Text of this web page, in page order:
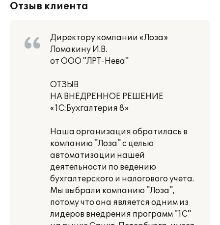
Отзыв клиента
Директору компании «Лоза»
Ломакину И.В.
от ООО "ЛРТ-Нева"
ОТЗЫВ
НА ВНЕДРЕННОЕ РЕШЕНИЕ
«1С:Бухгалтерия 8»
Наша организация обратилась в
компанию "Лоза" с целью
автоматизации нашей
деятельности по ведению
бухгалтерского и налогового учета.
Мы выбрали компанию "Лоза",
потому что она является одним из
лидеров внедрения программ "1С"